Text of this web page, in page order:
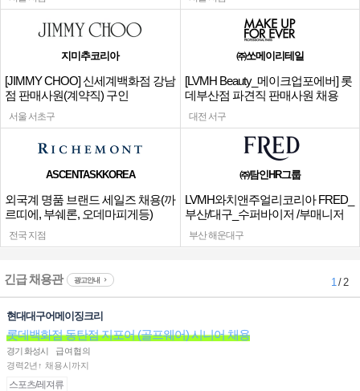
지미추코리아
[JIMMY CHOO] 신세계백화점 강남
점 판매사원(계약직) 구인
서울 서초구
㈜쏘메이리테일
[LVMH Beauty_메이크업포에버] 롯
데부산점 파견직 판매사원 채용
대전 서구
ASCENTASKKOREA
외국계 명품 브랜드 세일즈 채용(까
르띠에, 부쉐론, 오데마피게등)
전국 지점
㈜탐인HR그룹
LVMH와치앤주얼리코리아 FRED_
부산/대구_수퍼바이저 /부매니저
채용
부산 해운대구
긴급 채용관 광고안내 1/ 2
현대대구어메이징크리
롯데백화점 동탄점 지포어 (골프웨어) 시니어 채용
경기 화성시
급여협의
경력2년↑ 채용시까지
스포츠/레져류